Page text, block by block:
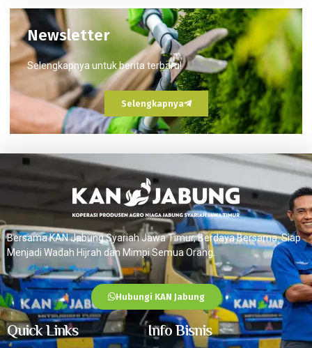
Newsletter
Selengkapnya untuk berita terbaru!
Selengkapnya
Bersama KAN Jabung Syariah Jawa Timur, Berdaya Bersama. Siap
Menjadi Wadah Hijrah dan Mimpi Semua Orang.
Hubungi KAN Jabung
Quick Links Info Bisnis